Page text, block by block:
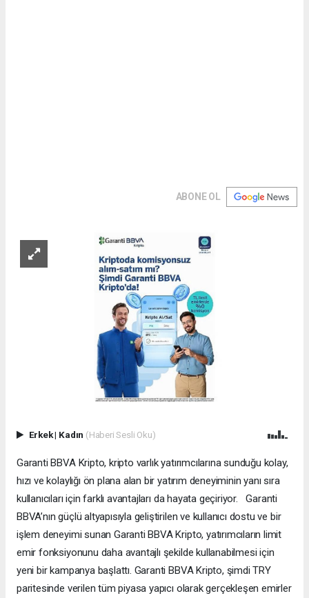
ABONE OL
Erkek| Kadın (Haberi Sesli Oku)
Garanti BBVA Kripto, kripto varlık yatırımcılarına sunduğu kolay,
hızı ve kolaylığı ön plana alan bir yatırım deneyiminin yanı sıra
kullanıcıları için farklı avantajları da hayata geçiriyor. Garanti
BBVA’nın güçlü altyapısıyla geliştirilen ve kullanıcı dostu ve bir
işlem deneyimi sunan Garanti BBVA Kripto, yatırımcıların limit
emir fonksiyonunu daha avantajlı şekilde kullanabilmesi için
yeni bir kampanya başlattı. Garanti BBVA Kripto, şimdi TRY
paritesinde verilen tüm piyasa yapıcı olarak gerçekleşen emirler